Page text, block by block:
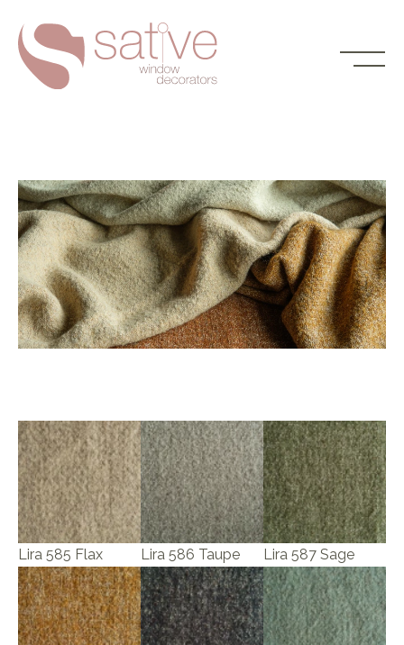
Lira 585 Flax Lira 586 Taupe Lira 587 Sage